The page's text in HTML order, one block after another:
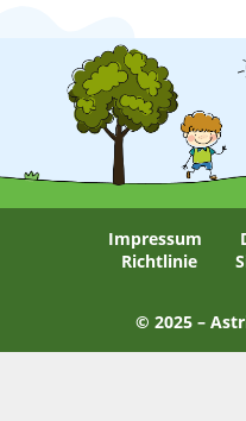
© 2025 –
Impressum
Richtlinie